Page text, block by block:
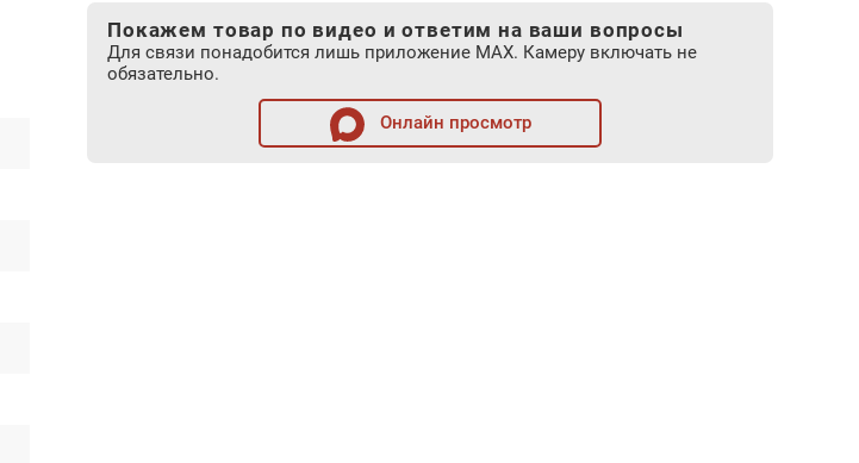
Покажем товар по видео и ответим на ваши вопросы
Для связи понадобится лишь приложение MAX. Камеру включать не
обязательно.
Онлайн просмотр